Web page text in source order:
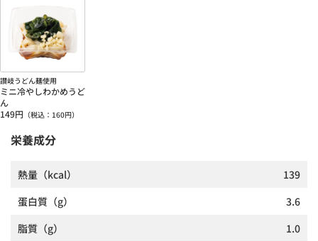
讃岐うどん麺使用
ミニ冷やしわかめうど
ん
149円 （税込： 160円）
栄養成分
熱量 （kcal）
139
蛋白質 （g）
3.6
脂質 （g）
1.0